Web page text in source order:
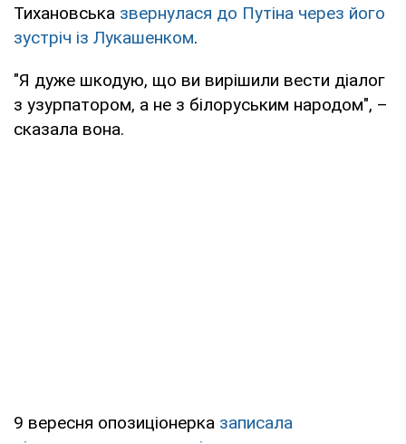
Тихановська звернулася до Путіна через його
зустріч із Лукашенком.
"Я дуже шкодую, що ви вирішили вести діалог
з узурпатором, а не з білоруським народом", –
сказала вона.
9 вересня опозиціонерка записала